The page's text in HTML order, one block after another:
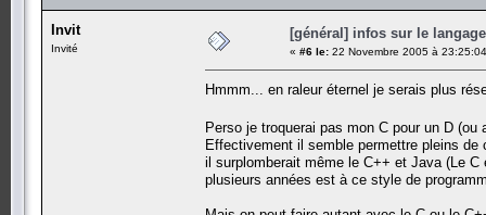
Invit
Invité
[général] infos sur le
« #6 le: 22 Novembre 2005 à
Hmmm... en raleur éternel je serais plus
Perso je troquerai pas mon C pour un D
Effectivement il semble permettre pleins
il surplomberait même le C++ et Java (Le
plusieurs années est à ce style de